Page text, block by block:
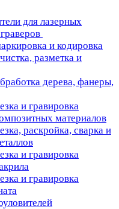
для лазерных
и кодировка
разметка и
дерева, фанеры,
и гравировка
материалов
раскройка, сварка и
и гравировка
и гравировка